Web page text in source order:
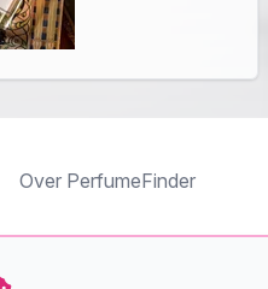
Over PerfumeFinder